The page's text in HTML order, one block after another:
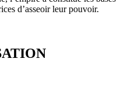
d’asseoir leur pouvoir.